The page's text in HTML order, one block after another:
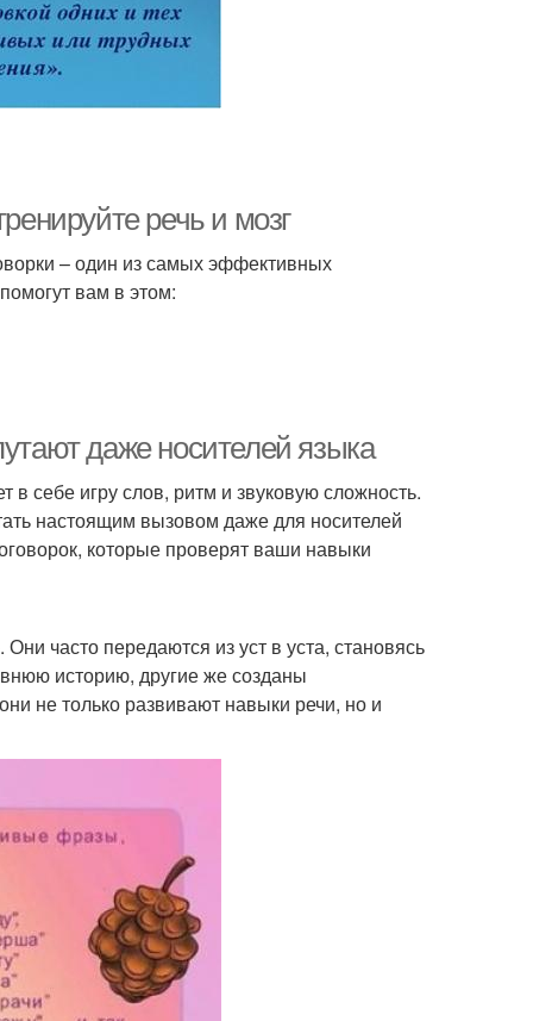
речь и мозг
– один из самых эффективных
вам в этом:
даже носителей языка
в себе игру слов, ритм и звуковую сложность.
настоящим вызовом даже для носителей
которые проверят ваши навыки
часто передаются из уст в уста, становясь
историю, другие же созданы
не только развивают навыки речи, но и